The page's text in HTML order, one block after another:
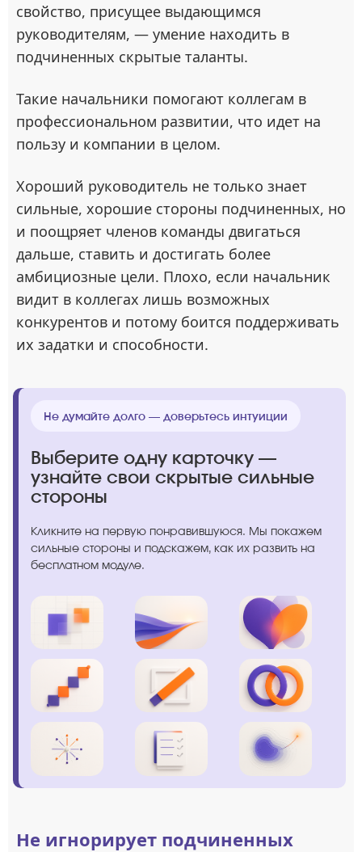
свойство, присущее выдающимся
руководителям, — умение находить в
подчиненных скрытые таланты.
Такие начальники помогают коллегам в
профессиональном развитии, что идет на
пользу и компании в целом.
Хороший руководитель не только знает
сильные, хорошие стороны подчиненных, но
и поощряет членов команды двигаться
дальше, ставить и достигать более
амбициозные цели. Плохо, если начальник
видит в коллегах лишь возможных
конкурентов и потому боится поддерживать
их задатки и способности.
Не думайте долго — доверьтесь интуиции
Выберите одну карточку —
узнайте свои скрытые сильные
стороны
Кликните на первую понравившуюся. Мы покажем
сильные стороны и подскажем, как их развить на
бесплатном модуле.
Не игнорирует подчиненных